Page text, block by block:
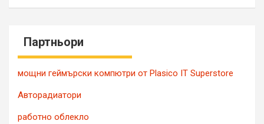
Партньори
мощни геймърски компютри от Plasico IT Superstore
Авторадиатори
работно облекло